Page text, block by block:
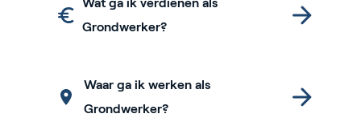
Grondwerker?
Waar ga ik werken als
Grondwerker?